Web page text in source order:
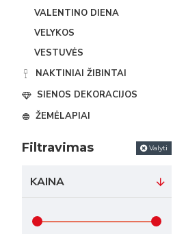
VALENTINO DIENA
VELYKOS
VESTUVĖS
NAKTINIAI ŽIBINTAI
SIENOS DEKORACIJOS
ŽEMĖLAPIAI
Filtravimas Valyti
KAINA